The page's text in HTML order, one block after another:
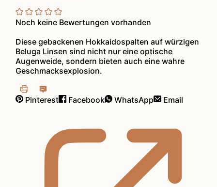
Noch keine Bewertungen vorhanden
Diese gebackenen Hokkaidospalten auf würzigen
Beluga Linsen sind nicht nur eine optische
Augenweide, sondern bieten auch eine wahre
Geschmacksexplosion.
Pinterest Facebook WhatsApp Email